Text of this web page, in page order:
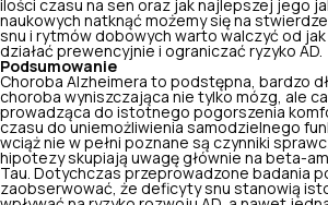
ilości czasu na sen oraz jak najlepszej jego
naukowych natknąć możemy się na
snu i rytmów dobowych warto walczyć od
działać prewencyjnie i ograniczać ryzyko AD.
Podsumowanie
Choroba Alzheimera to podstępna, bardzo
choroba wyniszczająca nie tylko mózg, ale
prowadząca do istotnego pogorszenia
czasu do uniemożliwienia samodzielnego
wciąż nie w pełni poznane są czynniki
hipotezy skupiają uwagę głównie na beta-
Tau. Dotychczas przeprowadzone badania
zaobserwować, że deficyty snu stanowią